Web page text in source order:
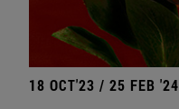
18 OCT'23 / 25 FEB '24